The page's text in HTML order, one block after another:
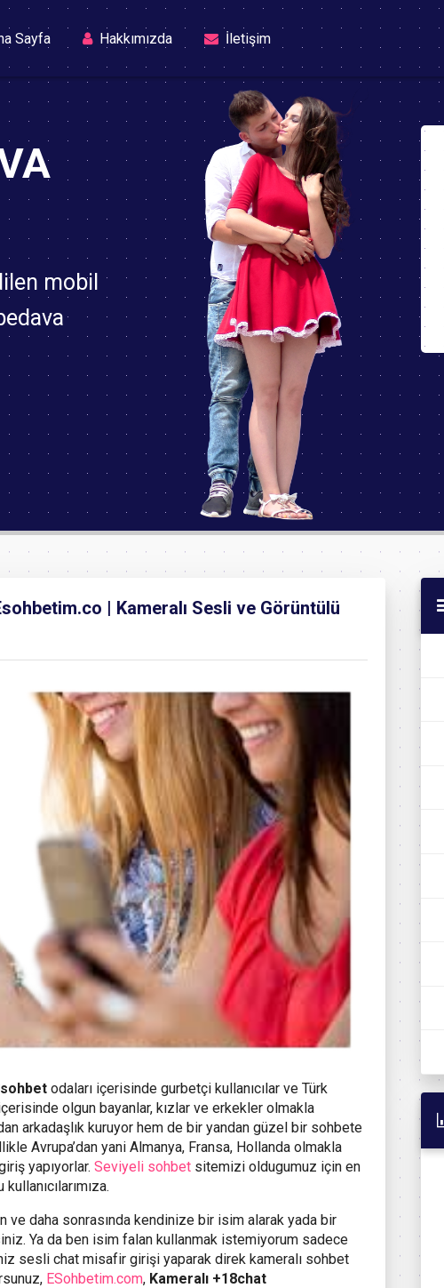
Sayfa(current)Hakkımızda İletişim
mobil
| Kameralı Sesli ve Görüntülü
odaları içerisinde gurbetçi kullanıcılar ve Türk
içerisinde olgun bayanlar, kızlar ve erkekler olmakla
arkadaşlık kuruyor hem de bir yandan güzel bir sohbete
Avrupa’dan yani Almanya, Fransa, Hollanda olmakla
yapıyorlar. Seviyeli sohbet sitemizi oldugumuz için en
ve daha sonrasında kendinize bir isim alarak yada bir
Ya da ben isim falan kullanmak istemiyorum sadece
sesli chat misafir girişi yaparak direk kameralı sohbet
ESohbetim.com, Kameralı +18chat